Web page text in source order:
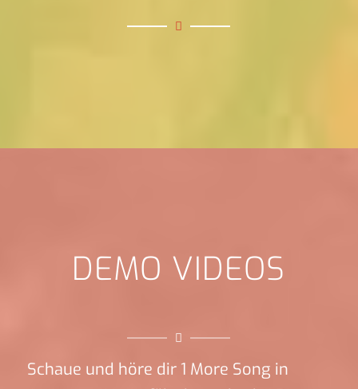
DEMO VIDEOS
Schaue und höre dir 1 More Song in